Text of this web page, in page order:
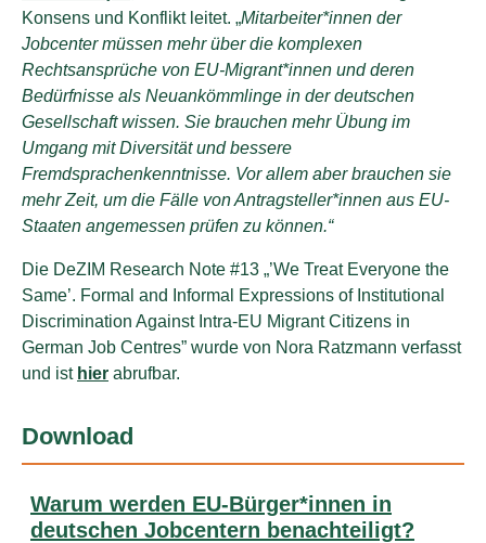
Konsens und Konflikt leitet. „Mitarbeiter*innen der
Jobcenter müssen mehr über die komplexen
Rechtsansprüche von EU-Migrant*innen und deren
Bedürfnisse als Neuankömmlinge in der deutschen
Gesellschaft wissen. Sie brauchen mehr Übung im
Umgang mit Diversität und bessere
Fremdsprachenkenntnisse. Vor allem aber brauchen sie
mehr Zeit, um die Fälle von Antragsteller*innen aus EU-
Staaten angemessen prüfen zu können.“
Die DeZIM Research Note #13 „’We Treat Everyone the
Same’. Formal and Informal Expressions of Institutional
Discrimination Against Intra-EU Migrant Citizens in
German Job Centres” wurde von Nora Ratzmann verfasst
und ist hier abrufbar.
Download
Warum werden EU-Bürger*innen in
deutschen Jobcentern benachteiligt?